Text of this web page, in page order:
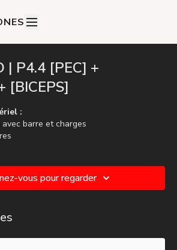
| P4.4 [PEC] +
[BICEPS]
:
barre et charges
vous pour regarder